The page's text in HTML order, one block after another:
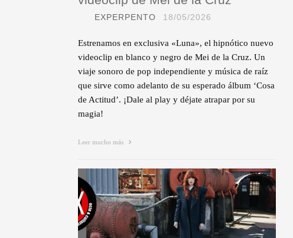
EXPERPENTO 18/05/2026
Estrenamos en exclusiva «Luna», el hipnótico nuevo
videoclip en blanco y negro de Mei de la Cruz. Un
viaje sonoro de pop independiente y música de raíz
que sirve como adelanto de su esperado álbum ‘Cosa
de Actitud’. ¡Dale al play y déjate atrapar por su
magia!
Leer mucho más